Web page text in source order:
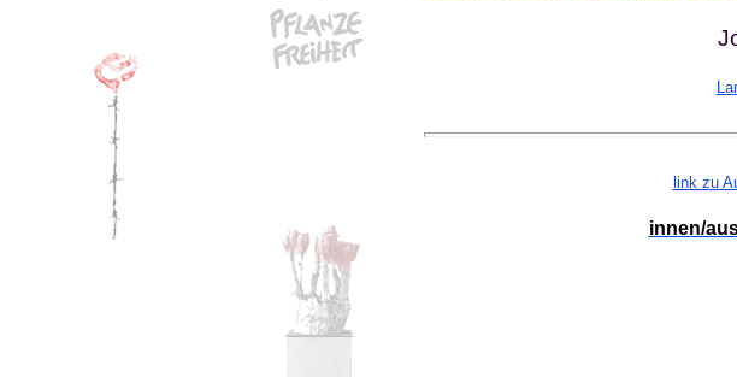
link zu
innen/